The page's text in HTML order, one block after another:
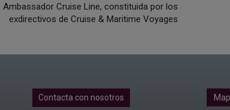
Ambassador Cruise Line, constituida por los
exdirectivos de Cruise & Maritime Voyages
Contacta con nosotros